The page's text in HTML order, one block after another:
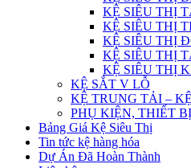
KỆ SIÊU THỊ
KỆ SIÊU THỊ
KỆ SIÊU THỊ
KỆ SIÊU THỊ
KỆ SIÊU THỊ
KỆ SẮT V LỖ
KỆ TRUNG TẢI –
PHỤ KIỆN, THIẾT
Bảng Giá Kệ Siêu Thị
Tin tức kệ hàng hóa
Dự Án Đã Hoàn Thành